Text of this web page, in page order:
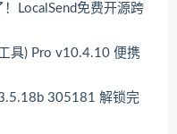
LocalSend免费开源跨
具) Pro v10.4.10 便携
305181 解锁完